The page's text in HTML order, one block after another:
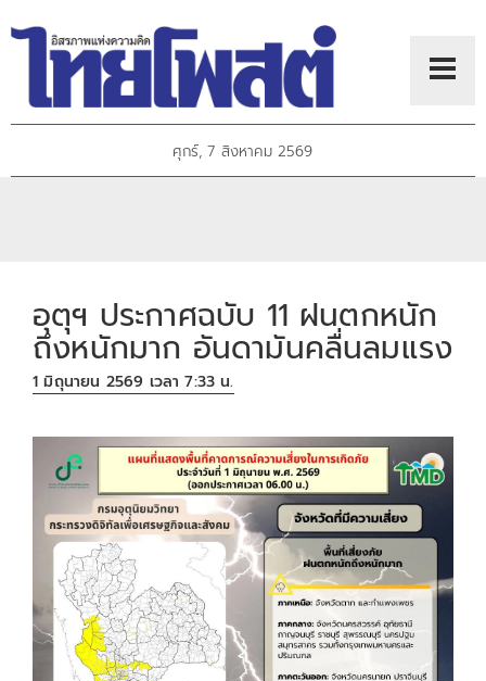
ศุกร์, 7 สิงหาคม 2569
อุตุฯ ประกาศฉบับ 11 ฝนตกหนัก
ถึงหนักมาก อันดามันคลื่นลมแรง
1 มิถุนายน 2569 เวลา 7:33 น.